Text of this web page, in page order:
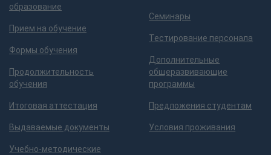
образование
Прием на обучение
Формы обучения
Продолжительность
обучения
Итоговая аттестация
Выдаваемые документы
Учебно-методические
Семинары
Тестирование персонала
Дополнительные
общеразвивающие
программы
Предложения студентам
Условия проживания